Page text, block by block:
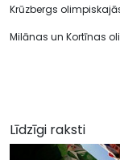
Krūzbergs
Milānas un Kortīnas
Līdzīgi raksti